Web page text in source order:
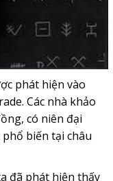
phát hiện vào
Các nhà khảo
có niên đại
biến tại châu
đã phát hiện thấy